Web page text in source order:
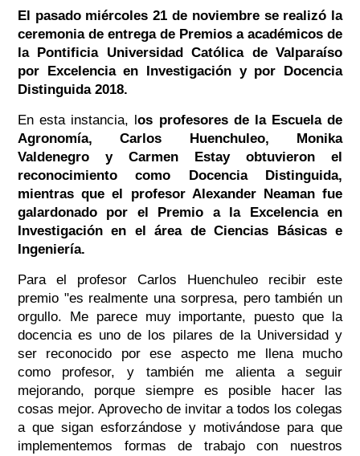
El pasado miércoles 21 de noviembre se realizó la
ceremonia de entrega de Premios a académicos de
la Pontificia Universidad Católica de Valparaíso
por Excelencia en Investigación y por Docencia
Distinguida 2018.
En esta instancia, los profesores de la Escuela de
Agronomía, Carlos Huenchuleo, Monika
Valdenegro y Carmen Estay obtuvieron el
reconocimiento como Docencia Distinguida,
mientras que el profesor Alexander Neaman fue
galardonado por el Premio a la Excelencia en
Investigación en el área de Ciencias Básicas e
Ingeniería.
Para el profesor Carlos Huenchuleo recibir este
premio "es realmente una sorpresa, pero también un
orgullo. Me parece muy importante, puesto que la
docencia es uno de los pilares de la Universidad y
ser reconocido por ese aspecto me llena mucho
como profesor, y también me alienta a seguir
mejorando, porque siempre es posible hacer las
cosas mejor. Aprovecho de invitar a todos los colegas
a que sigan esforzándose y motivándose para que
implementemos formas de trabajo con nuestros